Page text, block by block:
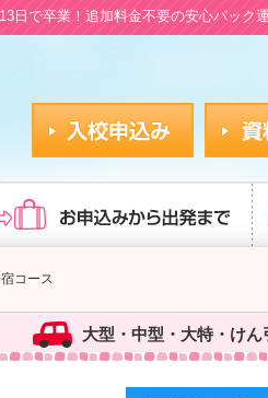
日で卒業！追加料金不要の安心パック
コース
大型・中型・大特・けん